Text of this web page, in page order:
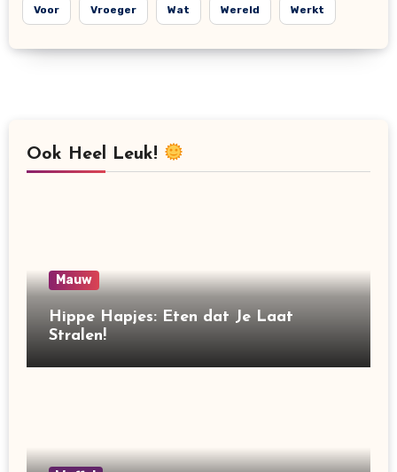
Voor Vroeger Wat Wereld Werkt
Ook Heel Leuk!
Mauw
Hippe Hapjes: Eten dat Je Laat
Stralen!